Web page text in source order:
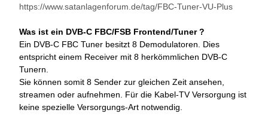
https://www.satanlagenforum.de/tag/FBC-Tuner-VU-Plus
Was ist ein DVB-C FBC/FSB Frontend/Tuner ?
Ein DVB-C FBC Tuner besitzt 8 Demodulatoren. Dies
entspricht einem Receiver mit 8 herkömmlichen DVB-C
Tunern.
Sie können somit 8 Sender zur gleichen Zeit ansehen,
streamen oder aufnehmen. Für die Kabel-TV Versorgung ist
keine spezielle Versorgungs-Art notwendig.